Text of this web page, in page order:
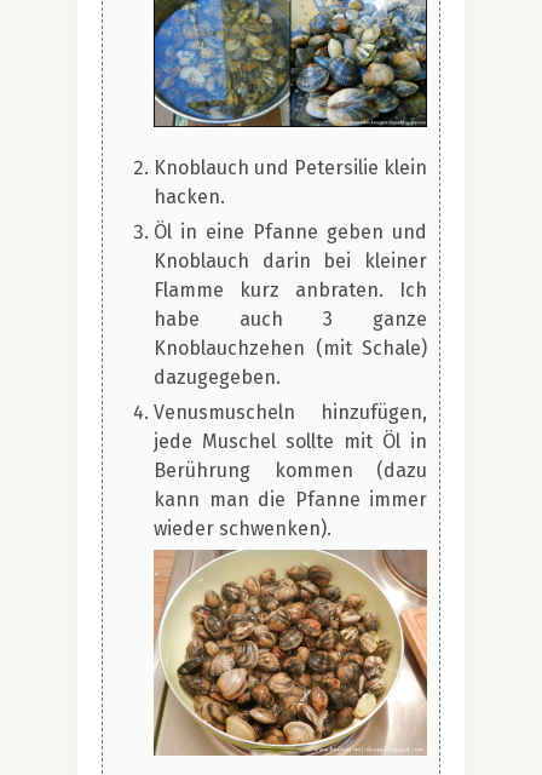
Knoblauch und Petersilie klein
hacken.
Öl in eine Pfanne geben und
Knoblauch darin bei kleiner
Flamme kurz anbraten. Ich
habe auch 3 ganze
Knoblauchzehen (mit Schale)
dazugegeben.
Venusmuscheln hinzufügen,
jede Muschel sollte mit Öl in
Berührung kommen (dazu
kann man die Pfanne immer
wieder schwenken).